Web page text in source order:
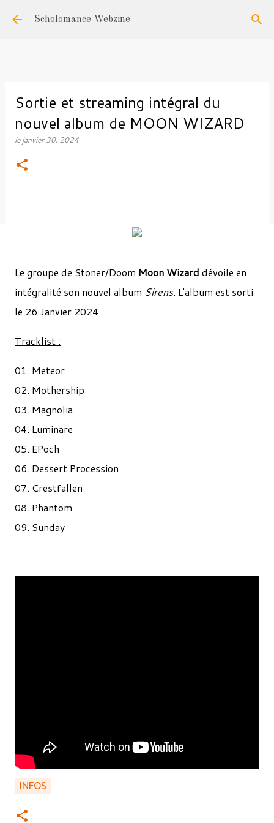
Accéder au contenu principal
Scholomance Webzine
Sortie et streaming intégral du
nouvel album de MOON WIZARD
lejanvier 30, 2024
Le groupe de Stoner/Doom Moon Wizard dévoile en
intégralité son nouvel album Sirens. L'album est sorti
le 26 Janvier 2024.
Tracklist :
01. Meteor
02. Mothership
03. Magnolia
04. Luminare
05. EPoch
06. Dessert Procession
07. Crestfallen
08. Phantom
09. Sunday
INFOS